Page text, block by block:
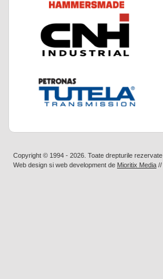
Copyright © 1994 - 2026. Toate drepturile rezervate
Web design si web development de Mioritix Media //